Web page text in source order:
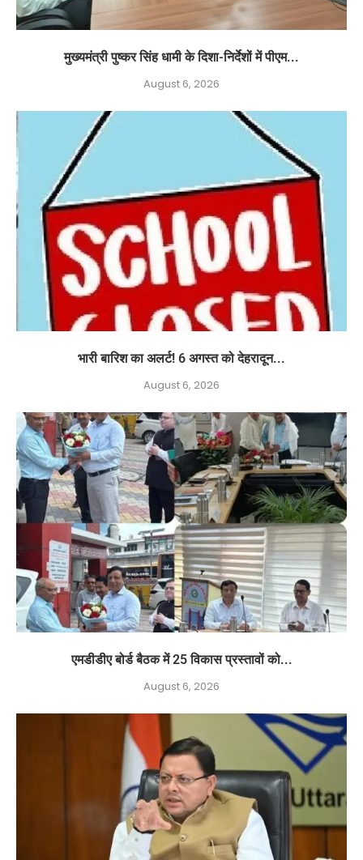
मुख्यमंत्री पुष्कर सिंह धामी के दिशा-निर्देशों में पीएम...
August 6, 2026
भारी बारिश का अलर्ट! 6 अगस्त को देहरादून...
August 6, 2026
एमडीडीए बोर्ड बैठक में 25 विकास प्रस्तावों को...
August 6, 2026